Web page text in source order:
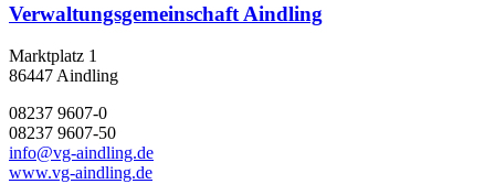
Verwaltungsgemeinschaft Aindling
Marktplatz 1
86447 Aindling
08237 9607-0
08237 9607-50
info@vg-aindling.de
www.vg-aindling.de